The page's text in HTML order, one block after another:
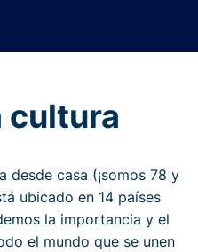
cultura
desde casa (¡somos 78 y
ubicado en 14 países
la importancia y el
el mundo que se unen